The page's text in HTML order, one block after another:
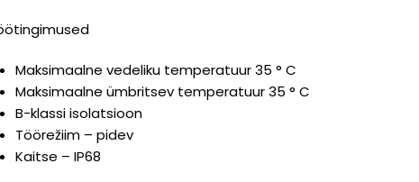
Maksimaalne vedeliku temperatuur 35 ° C
Maksimaalne ümbritsev temperatuur 35 ° C
B-klassi isolatsioon
Töörežiim – pidev
Kaitse – IP68